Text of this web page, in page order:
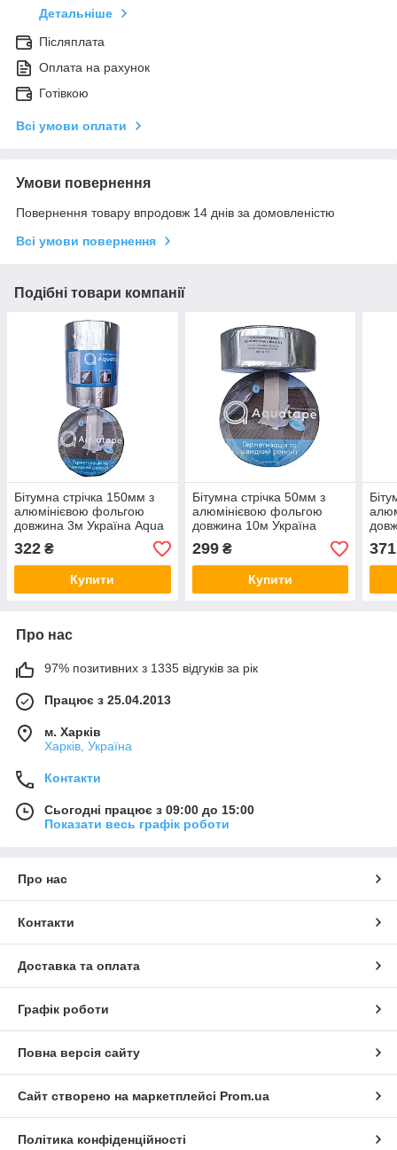
Детальніше
Післяплата
Оплата на рахунок
Готівкою
Всі умови оплати
Умови повернення
Повернення товару впродовж 14 днів за домовленістю
Всі умови повернення
Подібні товари компанії
Бітумна стрічка 150мм з
алюмінієвою фольгою
довжина 3м Україна Aqua
Protect
322 ₴
Купити
Бітумна стрічка 50мм з
алюмінієвою фольгою
довжина 10м Україна
Aqua Protect
299₴
Купити
371
Про нас
97% позитивних з 1335 відгуків за рік
Працює з 25.04.2013
м. Харків
Харків, Україна
Контакти
Сьогодні працює з 09:00 до 15:00
Показати весь графік роботи
Про нас
Контакти
Доставка та оплата
Графік роботи
Повна версія сайту
Сайт створено на маркетплейсі Prom.ua
Політика конфіденційності